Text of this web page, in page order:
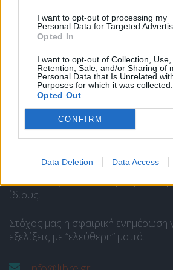
I want to opt-out of processing my
Personal Data for Targeted
Opted In
I want to opt-out of Collection, Use,
Retention, Sale, and/or Sharing of
Personal Data that Is Unrelated
Purposes for which it was collected.
Opted Out
CONFIRM
Data Deletion Data Access
Ποιοι είμαστε
Το Libre είναι ένας ιστότοπος
και στελεχώνεται από ομάδα
αρθρογράφων.
Ανήκει στηνSP COM Media
Οι απόψεις των αρθρογράφων
ίδιους.
Στόχος μας η σφαιρική ενημέρωση
εξελίξεις με “ελεύθερη” ματιά.